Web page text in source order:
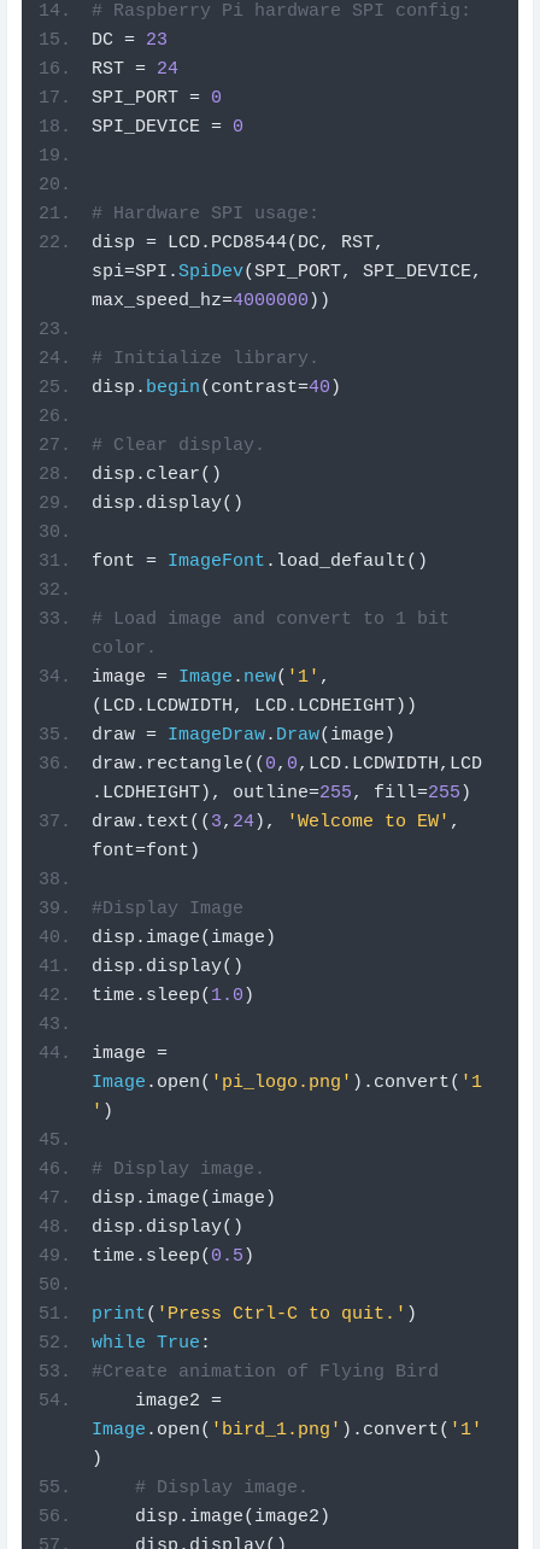
# Raspberry Pi hardware SPI config:
DC =
23
RST =
24
SPI_PORT =
0
SPI_DEVICE = 0
# Hardware SPI usage:
disp = LCD. PCD8544( DC, RST,
spi=SPI .SpiDev(SPI_PORT, SPI_DEVICE,
max_speed_hz=4000000 ))
# Initialize library.
disp . begin( contrast=40 )
# Clear display.
disp . clear()
disp . display()
font = ImageFont . load_default()
# Load image and convert to 1 bit
color.
image = Image . new( '1' ,
( LCD. LCDWIDTH, LCD. LCDHEIGHT ))
draw = ImageDraw. Draw( image )
draw. rectangle(( 0, 0, LCD. LCDWIDTH, LCD
. LCDHEIGHT ), outline=255, fill=255 )
draw. text(( 3, 24), 'Welcome to EW' ,
font=font )
#Display Image
disp . image( image )
disp . display()
time . sleep( 1.0 )
image =
Image . open( 'pi_logo.png' ). convert( '1
' )
# Display image.
disp . image( image )
disp . display()
time . sleep( 0.5 )
print( 'Press Ctrl-C to quit.' )
while
True :
#Create animation of Flying Bird
    image2
=
Image . open( 'bird_1.png' ). convert( '1'
)
# Display image.
    disp
. image( image2 )